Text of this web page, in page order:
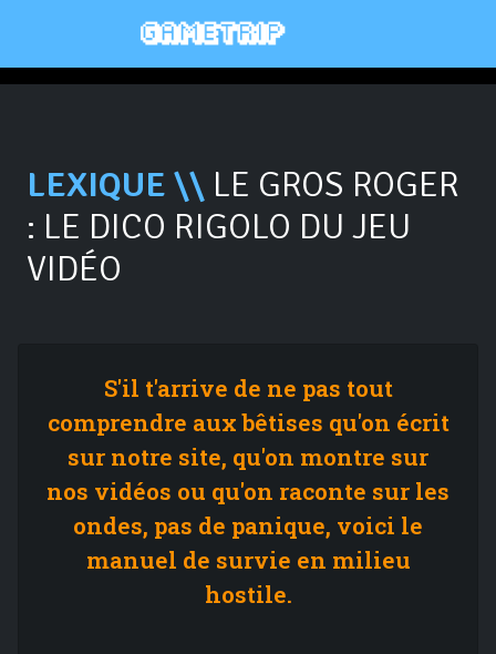
LEXIQUE \\ LE GROS ROGER
: LE DICO RIGOLO DU JEU
VIDÉO
S'il t'arrive de ne pas tout
comprendre aux bêtises qu'on écrit
sur notre site, qu'on montre sur
nos vidéos ou qu'on raconte sur les
ondes, pas de panique, voici le
manuel de survie en milieu
hostile.